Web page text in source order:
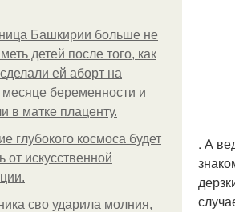
Башкирии больше не
детей после того, как
ей аборт на
беременности и
в матке плаценту.
глубокого космоса будет
от искусственной
сво ударила молния,
. А